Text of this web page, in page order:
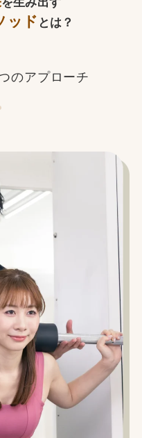
ッド とは？
のアプローチ